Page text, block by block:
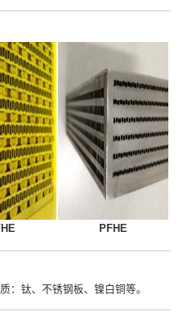
PFHE
：钛、不锈钢板、镍白铜等。